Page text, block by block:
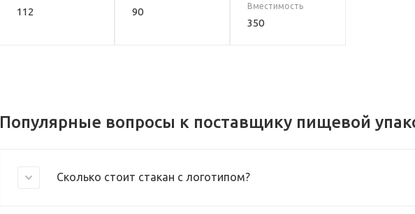
112 90
Вместимость
350
Популярные вопросы к поставщику пищевой
Сколько стоит стакан с логотипом?